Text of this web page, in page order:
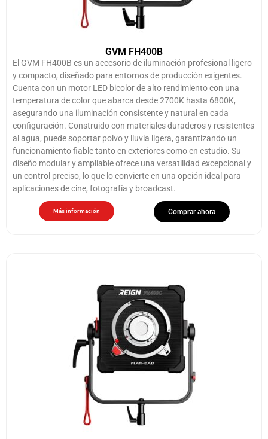
GVM FH400B
El GVM FH400B es un accesorio de iluminación profesional ligero
y compacto, diseñado para entornos de producción exigentes.
Cuenta con un motor LED bicolor de alto rendimiento con una
temperatura de color que abarca desde 2700K hasta 6800K,
asegurando una iluminación consistente y natural en cada
configuración. Construido con materiales duraderos y resistentes
al agua, puede soportar polvo y lluvia ligera, garantizando un
funcionamiento fiable tanto en exteriores como en estudio. Su
diseño modular y ampliable ofrece una versatilidad excepcional y
un control preciso, lo que lo convierte en una opción ideal para
aplicaciones de cine, fotografía y broadcast.
Más información Comprar ahora